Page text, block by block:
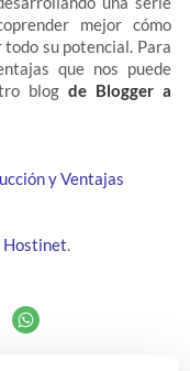
mejor cómo
su potencial. Para
que nos puede
blog de Blogger a
y Ventajas
Hostinet.